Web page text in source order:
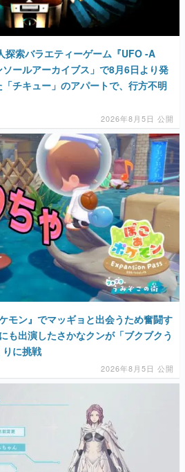
探索バラエティーゲーム『UFO -A
ールアーカイブス」で8月6日より発
チキュー」のアパートで、行方不明
2026年8月5日 公開
モン』でマッギョと出会うため奮闘す
も出演したさかなクンが「ブクブクう
に挑戦
2026年8月5日 公開